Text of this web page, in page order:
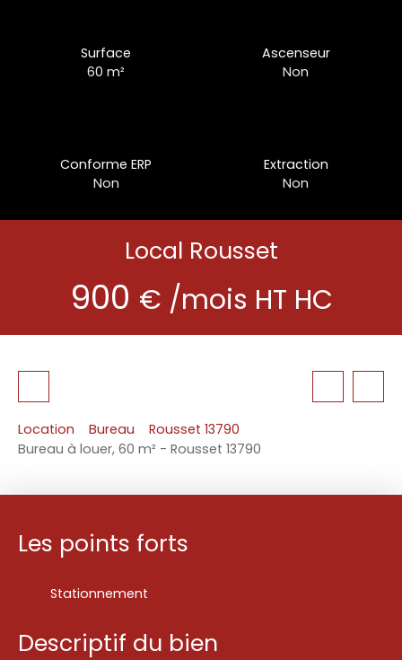
Surface
60m²
Ascenseur
Non
Conforme ERP
Non
Extraction
Non
Local Rousset
900 € /mois HT HC
Location Bureau
Rousset 13790
Bureau à louer, 60 m² - Rousset 13790
Les points forts
Stationnement
Descriptif du bien